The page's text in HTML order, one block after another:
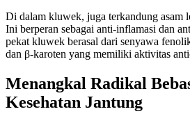
Di dalam kluwek, juga terkandung asam
Ini berperan sebagai anti-inflamasi dan
pekat kluwek berasal dari senyawa
dan β-karoten yang memiliki aktivitas
Menangkal Radikal
Kesehatan Jantung